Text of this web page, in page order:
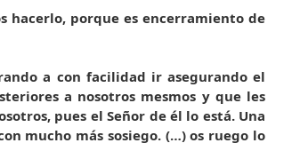
hacerlo, porque es encerramiento de
a con facilidad ir asegurando el
a nosotros mesmos y que les
pues el Señor de él lo está. Una
mucho más sosiego. (…) os ruego lo